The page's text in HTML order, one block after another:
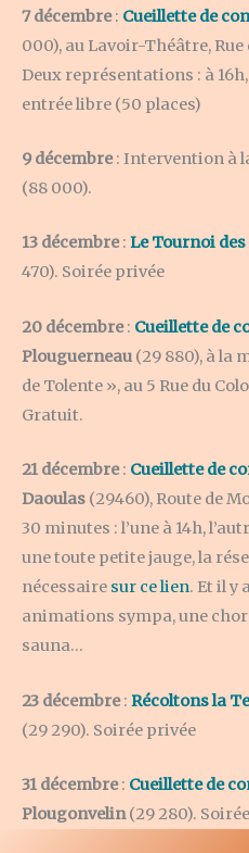
7 décembre: Cueillette de
000), au Lavoir-Théâtre,
Deux représentations : à
entrée libre (50 places)
9 décembre: Intervention à
(88 000).
13 décembre: Le Tournoi
470). Soirée privée
20 décembre: Cueillette de
Plouguerneau (29 880), à la
de Tolente », au 5 Rue du
Gratuit.
21 décembre: Cueillette de
Daoulas (29460), Route de
30 minutes : l’une à 14h,
une toute petite jauge, la
nécessaire sur ce lien. Et il y
animations sympa, une
sauna…
23 décembre: Récoltons la
(29 290). Soirée privée
31 décembre: Cueillette de
Plougonvelin(29 280).